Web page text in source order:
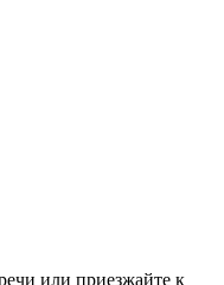
или приезжайте к